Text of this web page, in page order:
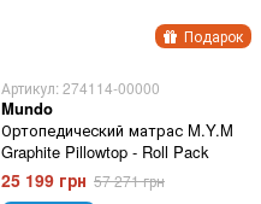
Подарок
Артикул: 274114-00000
Mundo
Ортопедический матрас M.Y.M
Graphite Pillowtop - Roll Pack
25 199 грн 57 271 грн